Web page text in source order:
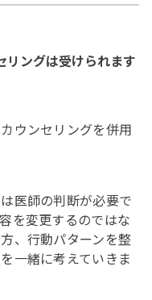
リングは受けられます
ウンセリングを併用
医師の判断が必要で
を変更するのではな
、行動パターンを整
一緒に考えていきま